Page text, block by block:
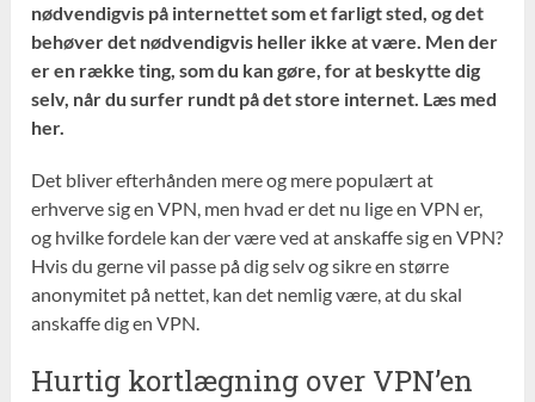
nødvendigvis på internettet som et farligt sted, og det
behøver det nødvendigvis heller ikke at være. Men der
er en række ting, som du kan gøre, for at beskytte dig
selv, når du surfer rundt på det store internet. Læs med
her.
Det bliver efterhånden mere og mere populært at
erhverve sig en VPN, men hvad er det nu lige en VPN er,
og hvilke fordele kan der være ved at anskaffe sig en VPN?
Hvis du gerne vil passe på dig selv og sikre en større
anonymitet på nettet, kan det nemlig være, at du skal
anskaffe dig en VPN.
Hurtig kortlægning over VPN’en